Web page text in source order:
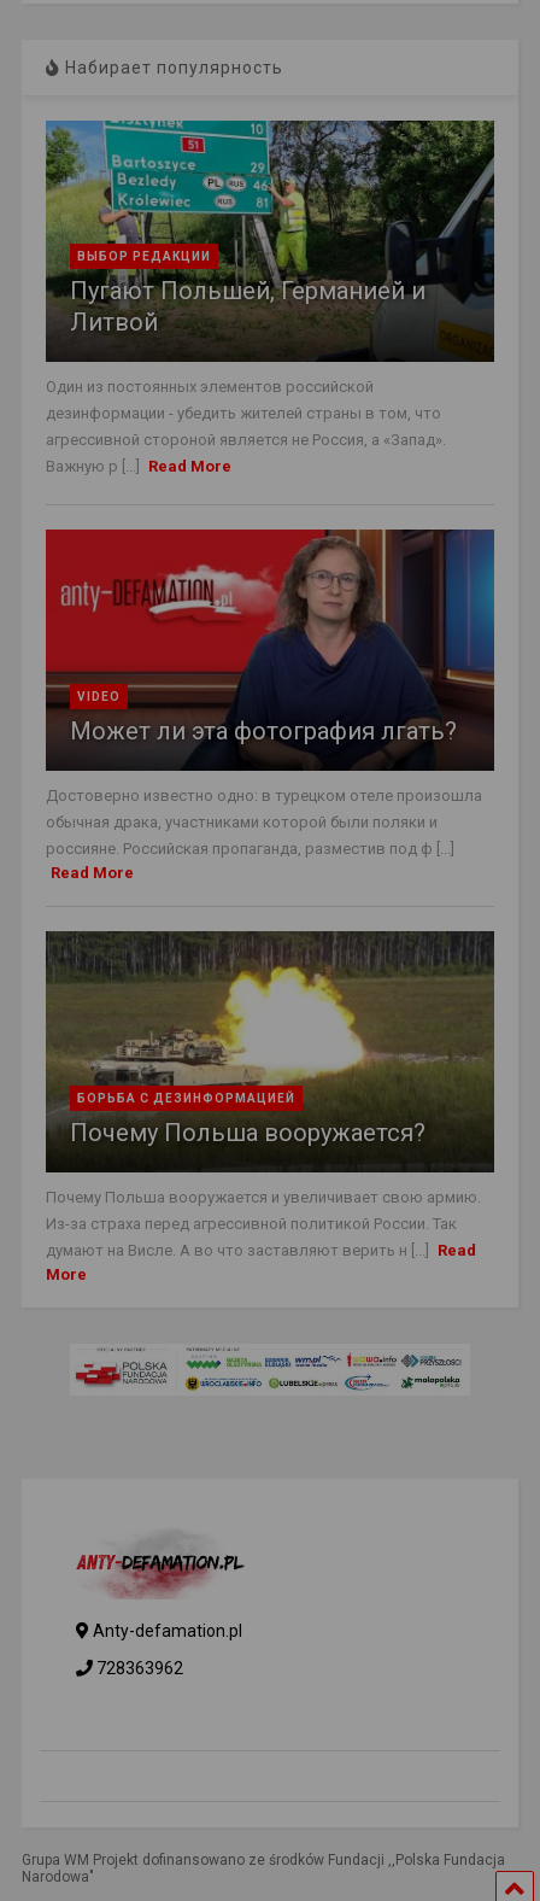
Набирает популярность
ВЫБОР РЕДАКЦИИ
Пугают Польшей, Германией и
Литвой
Один из постоянных элементов российской
дезинформации - убедить жителей страны в том, что
агрессивной стороной является не Россия, а «Запад».
Важную р [...]
Read More
VIDEO
Может ли эта фотография лгать?
Достоверно известно одно: в турецком отеле произошла
обычная драка, участниками которой были поляки и
россияне. Российская пропаганда, разместив под ф [...]
Read More
БОРЬБА С ДЕЗИНФОРМАЦИЕЙ
Почему Польша вооружается?
Почему Польша вооружается и увеличивает свою армию.
Из-за страха перед агрессивной политикой России. Так
думают на Висле. А во что заставляют верить н [...]
Read
More
Anty-defamation.pl
728363962
Grupa WM Projekt dofinansowano ze środków Fundacji ,,Polska Fundacja
Narodowa"